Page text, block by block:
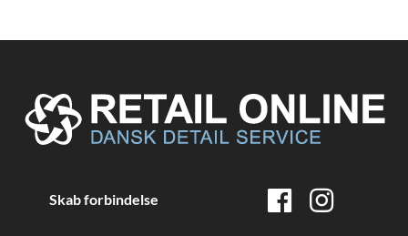
Skab forbindelse